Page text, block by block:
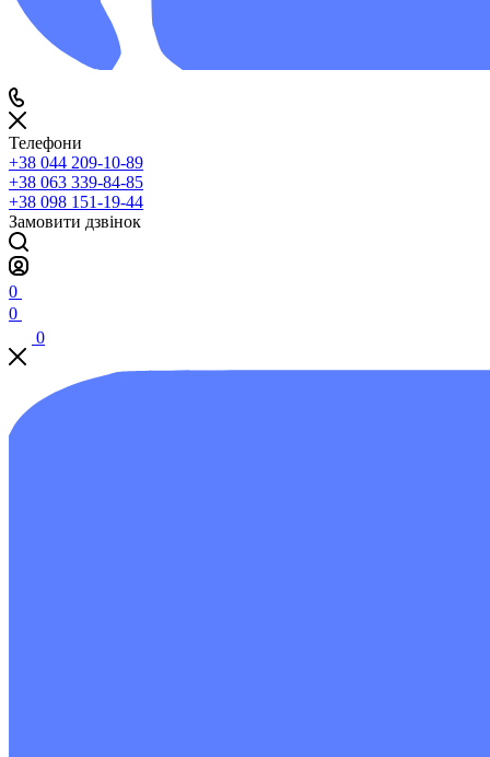
Телефони
+38 044 209-10-89
+38 063 339-84-85
+38 098 151-19-44
Замовити дзвінок
0
0
0